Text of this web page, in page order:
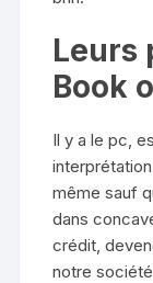
Leurs
Book
Il y a le pc,
même sauf
dans
crédit,
notre